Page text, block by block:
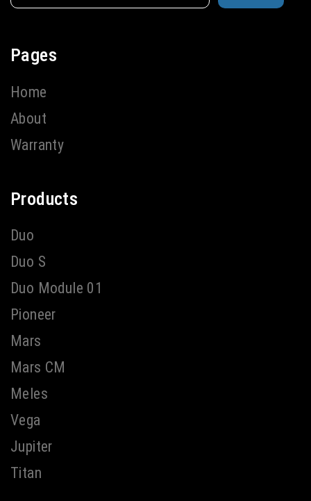
Pages
Home
About
Warranty
Products
Duo
Duo S
Duo Module 01
Pioneer
Mars
Mars CM
Meles
Vega
Jupiter
Titan